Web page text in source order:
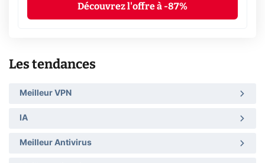
Découvrez l'offre à -87%
Les tendances
Meilleur VPN
IA
Meilleur Antivirus